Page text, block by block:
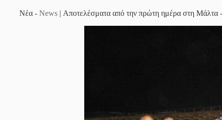
Νέα - News| Αποτελέσματα από την πρώτη ημέρα στη Μάλτα